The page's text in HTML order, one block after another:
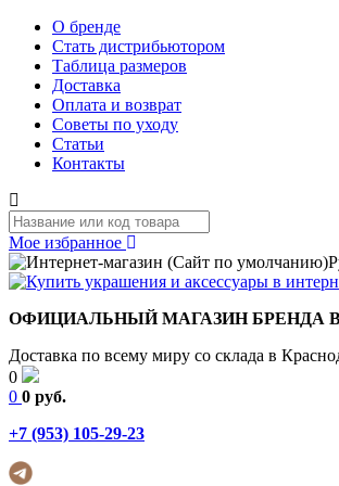
О бренде
Стать дистрибьютором
Таблица размеров
Доставка
Оплата и возврат
Советы по уходу
Статьи
Контакты
Мое избранное
ОФИЦИАЛЬНЫЙ МАГАЗИН БРЕНДА
Доставка по всему миру со склада в
0
0 0 руб.
+7 (953) 105-29-23